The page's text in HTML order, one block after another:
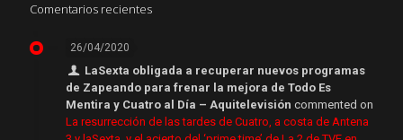
Comentarios recientes
26/04/2020
LaSexta obligada a recuperar nuevos programas
de Zapeando para frenar la mejora de Todo Es
Mentira y Cuatro al Día – Aquitelevisión commented on
La resurrección de las tardes de Cuatro, a costa de Antena